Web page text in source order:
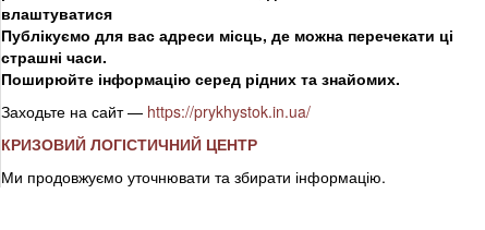
влаштуватися
Публікуємо для вас адреси місць, де можна перечекати ці
страшні часи.
Поширюйте інформацію серед рідних та знайомих.
Заходьте на сайт — https://prykhystok.in.ua/
КРИЗОВИЙ ЛОГІСТИЧНИЙ ЦЕНТР
Ми продовжуємо уточнювати та збирати інформацію.